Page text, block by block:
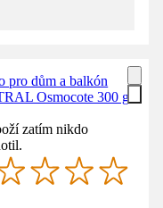
pro dům a balkón
Osmocote 300 g
zatím nikdo